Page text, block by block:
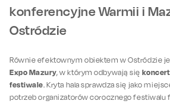
konferencyjne Warmii i
Ostródzie
Równie efektownym obiektem w Ostródzie
Expo Mazury, w którym odbywają się
festiwale. Kryta hala sprawdza się jako
potrzeb organizatorów corocznego festiwalu